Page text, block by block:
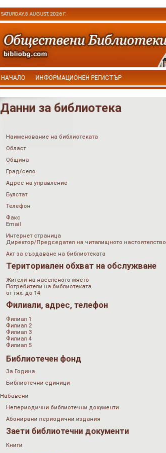
SATURDAY, 8 AUGUST, 2026 Г.
НАЧАЛО ИНФОРМАЦИОНЕН РЕГИСТЪР
Данни за библиотека
Наименование на библиотеката
Област
Община
Град/село
Адрес на управление
Булстат
Телефон
Факс
Email
Интернет страница
Директор/Председател на читалищното настоятелство
Акт за създаване на библиотеката
Териториален обхват на обслужване
Жители на населеното място
Потребители на библиотеката
от тях: до 14
Филиали, адрес, телефон
Филиал 1
Филиал 2
Филиал 3
Филиал 4
Филиал 5
Библиотечен фонд
За Година
Библиотечни единици
Набавени
Непериодични библиотечни документи
Абонирани периодични издания
Заети библиотечни документи
Книги